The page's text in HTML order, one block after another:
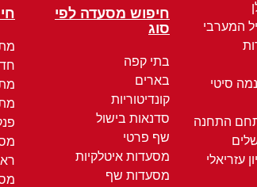
המערבי
סיטי
התחנה
עזריאלי
חיפוש מסעדה לפי
סוג
בתי קפה
בארים
קונדיטוריות
סדנאות בישול
שף פרטי
מסעדות איטלקיות
מסעדות שף